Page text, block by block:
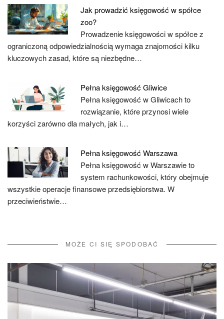
Jak prowadzić księgowość w spółce
zoo?
Prowadzenie księgowości w spółce z
ograniczoną odpowiedzialnością wymaga znajomości kilku
kluczowych zasad, które są niezbędne…
Pełna księgowość Gliwice
Pełna księgowość w Gliwicach to
rozwiązanie, które przynosi wiele
korzyści zarówno dla małych, jak i…
Pełna księgowość Warszawa
Pełna księgowość w Warszawie to
system rachunkowości, który obejmuje
wszystkie operacje finansowe przedsiębiorstwa. W
przeciwieństwie…
MOŻE CI SIĘ SPODOBAĆ